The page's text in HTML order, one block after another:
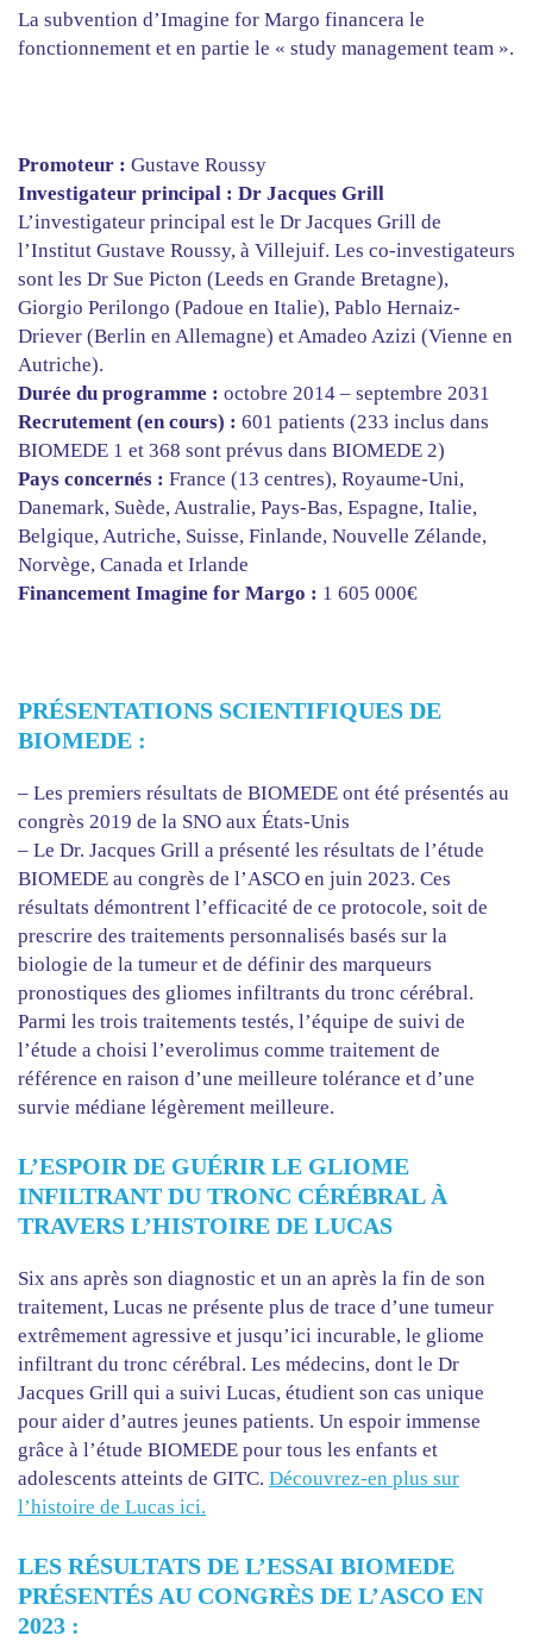
La subvention d’Imagine for Margo financera le
fonctionnement et en partie le « study management team ».
Promoteur : Gustave Roussy
Investigateur principal : Dr Jacques Grill
L’investigateur principal est le Dr Jacques Grill de
l’Institut Gustave Roussy, à Villejuif. Les co-investigateurs
sont les Dr Sue Picton (Leeds en Grande Bretagne),
Giorgio Perilongo (Padoue en Italie), Pablo Hernaiz-
Driever (Berlin en Allemagne) et Amadeo Azizi (Vienne en
Autriche).
Durée du programme : octobre 2014 – septembre 2031
Recrutement (en cours) : 601 patients (233 inclus dans
BIOMEDE 1 et 368 sont prévus dans BIOMEDE 2)
Pays concernés : France (13 centres), Royaume-Uni,
Danemark, Suède, Australie, Pays-Bas, Espagne, Italie,
Belgique, Autriche, Suisse, Finlande, Nouvelle Zélande,
Norvège, Canada et Irlande
Financement Imagine for Margo : 1 605 000€
PRÉSENTATIONS SCIENTIFIQUES DE
BIOMEDE :
– Les premiers résultats de BIOMEDE ont été présentés au
congrès 2019 de la SNO aux États-Unis
– Le Dr. Jacques Grill a présenté les résultats de l’étude
BIOMEDE au congrès de l’ASCO en juin 2023. Ces
résultats démontrent l’efficacité de ce protocole, soit de
prescrire des traitements personnalisés basés sur la
biologie de la tumeur et de définir des marqueurs
pronostiques des gliomes infiltrants du tronc cérébral.
Parmi les trois traitements testés, l’équipe de suivi de
l’étude a choisi l’everolimus comme traitement de
référence en raison d’une meilleure tolérance et d’une
survie médiane légèrement meilleure.
L’ESPOIR DE GUÉRIR LE GLIOME
INFILTRANT DU TRONC CÉRÉBRAL À
TRAVERS L’HISTOIRE DE LUCAS
Six ans après son diagnostic et un an après la fin de son
traitement, Lucas ne présente plus de trace d’une tumeur
extrêmement agressive et jusqu’ici incurable, le gliome
infiltrant du tronc cérébral. Les médecins, dont le Dr
Jacques Grill qui a suivi Lucas, étudient son cas unique
pour aider d’autres jeunes patients. Un espoir immense
grâce à l’étude BIOMEDE pour tous les enfants et
adolescents atteints de GITC. Découvrez-en plus sur
l’histoire de Lucas ici.
LES RÉSULTATS DE L’ESSAI BIOMEDE
PRÉSENTÉS AU CONGRÈS DE L’ASCO EN
2023 :